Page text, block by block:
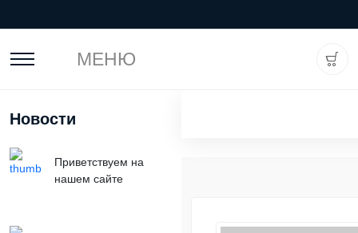
МЕНЮ
Новости
Приветствуем на
нашем сайте